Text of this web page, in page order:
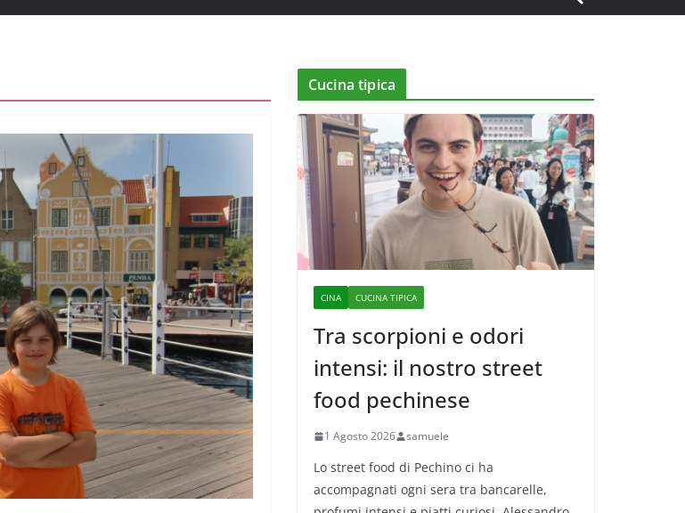
Cucina tipica
CINA CUCINA TIPICA
Tra scorpioni e odori
intensi: il nostro street
food pechinese
1 Agosto 2026 samuele
Lo street food di Pechino ci ha
accompagnati ogni sera tra bancarelle,